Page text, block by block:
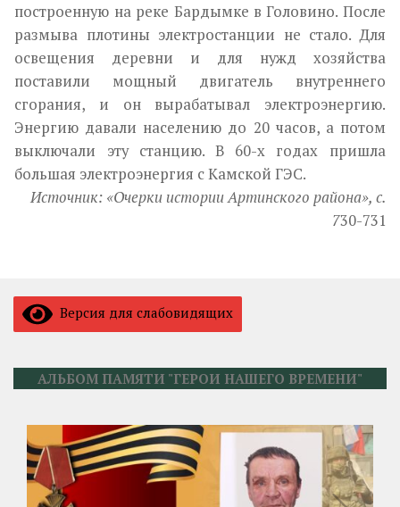
построенную на реке Бардымке в Головино. После
размыва плотины электростанции не ста­ло. Для
освещения деревни и для нужд хозяйства
поставили мощный двигатель внутреннего
сгорания, и он вырабатывал электроэнергию.
Энергию давали населению до 20 часов, а потом
выключали эту стан­цию. В 60-х годах пришла
большая электроэнергия с Камской ГЭС.
Источник: «Очерки истории Артинского района», с.
730-731
Версия для слабовидящих
АЛЬБОМ ПАМЯТИ "ГЕРОИ НАШЕГО ВРЕМЕНИ"